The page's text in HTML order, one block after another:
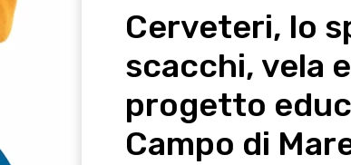
Cerveteri, lo
scacchi, vela
progetto
Campo di